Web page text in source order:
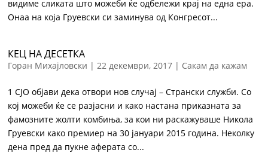
видиме сликата што можеби ќе одбележи крај на една ера.
Онаа на која Груевски си заминува од Конгресот...
КЕЦ НА ДЕСЕТКА
Горан Михајловски |22 декември, 2017 | Сакам да кажам
1 СЈО објави дека отвори нов случај – Странски служби. Со
кој можеби ќе се разјасни и како настана приказната за
фамозните жолти комбиња, за кои ни раскажуваше Никола
Груевски како премиер на 30 јануари 2015 година. Неколку
дена пред да пукне аферата со...